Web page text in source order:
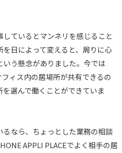
ているとマンネリを感じること
日によって変えると、周りに心
う懸念がありました。今では
ィス内の居場所が共有できるの
選んで働くことができていま
なら、ちょっとした業務の相談
APPLI PLACEでよく相手の居